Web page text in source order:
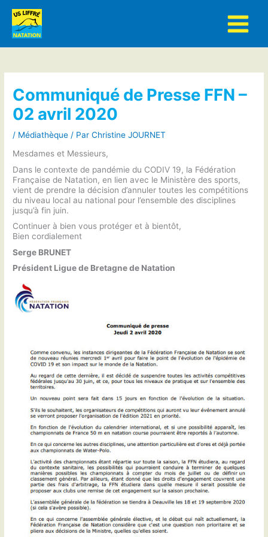
contenu
Communiqué de Presse FFN –
02 avril 2020
/ Médiathèque / ParChristine JOURNET
Mesdames et Messieurs,
Dans le contexte de pandémie du CODIV 19, la Fédération
Française de Natation, en lien avec le Ministère des sports,
vient de prendre la décision d’annuler toutes les compétitions
du niveau local au national pour l’ensemble des disciplines
jusqu’à fin juin.
Continuer à bien vous protéger et à bientôt,
Bien cordialement
Serge BRUNET
Président Ligue de Bretagne de Natation